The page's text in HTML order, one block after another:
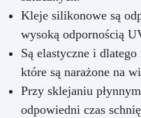
Kleje silikonowe są
wysoką odpornością
Są elastyczne i
które są narażone na
Przy sklejaniu
odpowiedni czas